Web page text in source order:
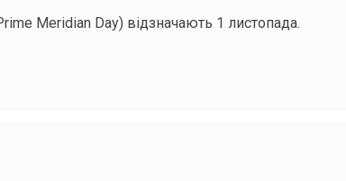
Meridian Day) відзначають 1 листопада.